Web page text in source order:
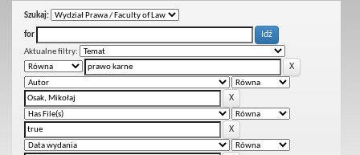
Szukaj:
for
Aktualne filtry: